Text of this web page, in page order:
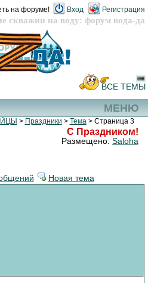
скважин на воду: форум вода-да
на форуме! Вход Регистрация
МЕНЮ
ВСЕ ТЕМЫ
> Праздники > Тема> Страница 3
С Праздником!
Размещено: Saloha
Новая тема